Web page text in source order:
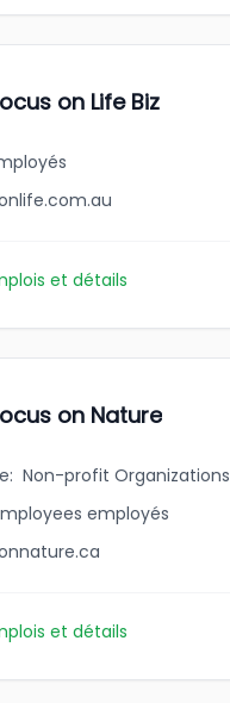
on Life Biz
et détails
on Nature
: Non-profit Organizations
employés
et détails